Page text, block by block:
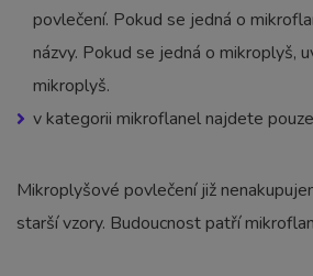
povlečení. Pokud se jedná o
názvy. Pokud se jedná o mikroplyš,
mikroplyš.
v kategorii mikroflanel najdete
Mikroplyšové povlečení již
starší vzory. Budoucnost patří